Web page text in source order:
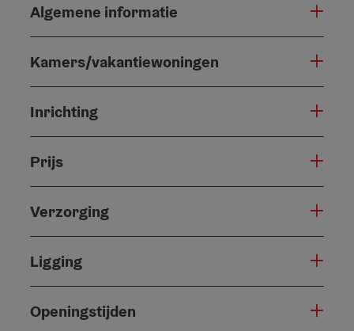
Algemene informatie
Kamers/vakantiewoningen
Inrichting
Prijs
Verzorging
Ligging
Openingstijden